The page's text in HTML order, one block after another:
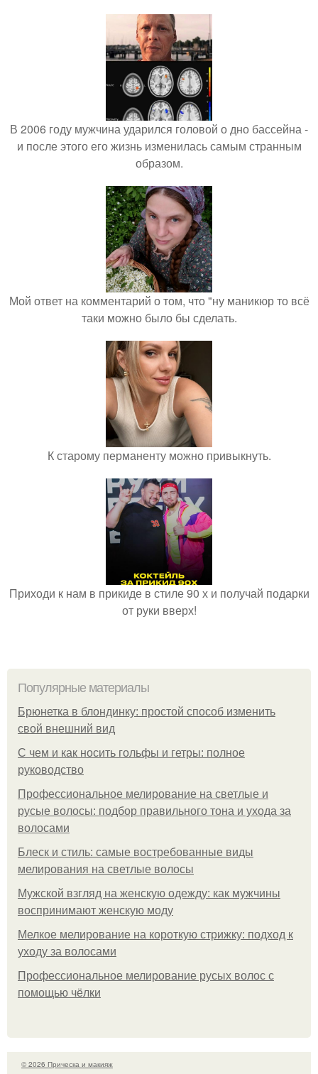
В 2006 году мужчина ударился головой о дно бассейна -
и после этого его жизнь изменилась самым странным
образом.
Мой ответ на комментарий о том, что "ну маникюр то всё
таки можно было бы сделать.
К старому перманенту можно привыкнуть.
Приходи к нам в прикиде в стиле 90 х и получай подарки
от руки вверх!
Популярные материалы
Брюнетка в блондинку: простой способ изменить
свой внешний вид
С чем и как носить гольфы и гетры: полное
руководство
Профессиональное мелирование на светлые и
русые волосы: подбор правильного тона и ухода за
волосами
Блеск и стиль: самые востребованные виды
мелирования на светлые волосы
Мужской взгляд на женскую одежду: как мужчины
воспринимают женскую моду
Мелкое мелирование на короткую стрижку: подход к
уходу за волосами
Профессиональное мелирование русых волос с
помощью чёлки
© 2026 Прическа и макияж